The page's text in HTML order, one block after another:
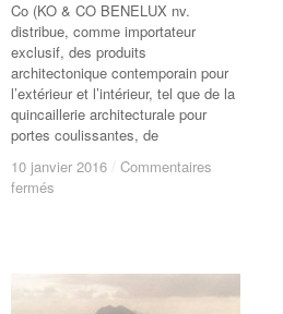
Co (KO & CO BENELUX nv.
distribue, comme importateur
exclusif, des produits
architectonique contemporain pour
l’extérieur et l’intérieur, tel que de la
quincaillerie architecturale pour
portes coulissantes, de
10 janvier 2016 / Commentaires
fermés
Anvers
10 janvier 2016 / Commentaires
fermés
Anvers